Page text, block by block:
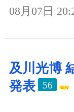
08月07日
及川光博
発表
56